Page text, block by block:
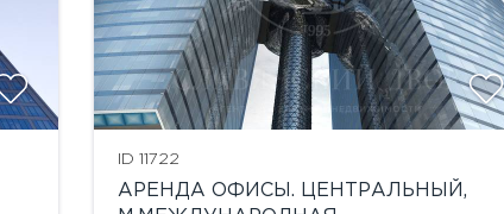
ID 11722
АРЕНДА ОФИСЫ. ЦЕНТРАЛЬНЫЙ,